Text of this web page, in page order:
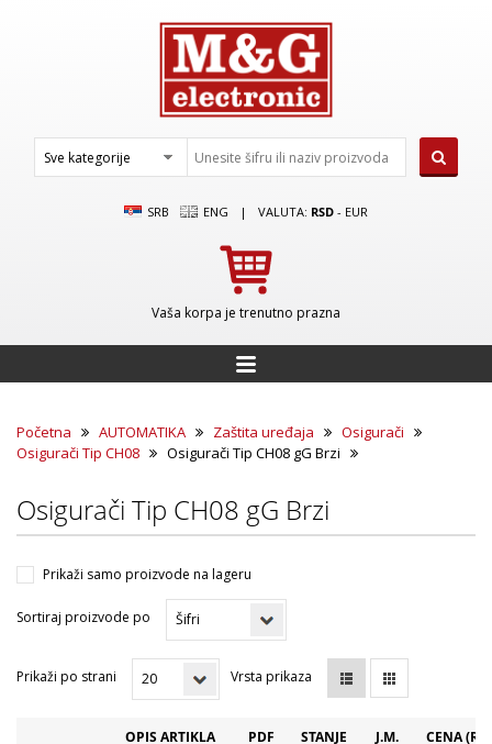
SRB ENG | VALUTA: RSD - EUR
Vaša korpa je trenutno prazna
Početna AUTOMATIKA Zaštita uređaja
Osigurači
Osigurači Tip CH08
Osigurači Tip CH08 gG Brzi
Osigurači Tip CH08 gG Brzi
Prikaži samo proizvode na lageru
Sortiraj proizvode po
Prikaži po strani Vrsta prikaza
OPIS ARTIKLA PDF STANJE J.M. CENA